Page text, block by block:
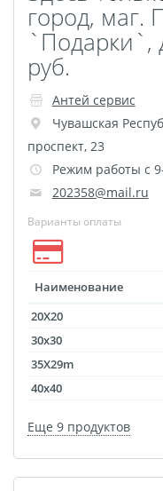
Коробки для тарелок
Коробки для
Коробки для пазлов
Сумки подарочные
Фото на дереве
Светильник с фото
Косметичка
Этикетки на бутылку
Фотошкатулка
Фотодневник
Оживающие
фотографии
Перекидной на
подставке
Мини-стелла
Фото на
город, маг.
`Подарки`,
руб.
Антей сервис
Чувашская
проспект, 23
Режим работы с
202358@mail.ru
Варианты оплаты
Наименование
20X20
30x30
35X29m
40x40
Еще 9 продуктов